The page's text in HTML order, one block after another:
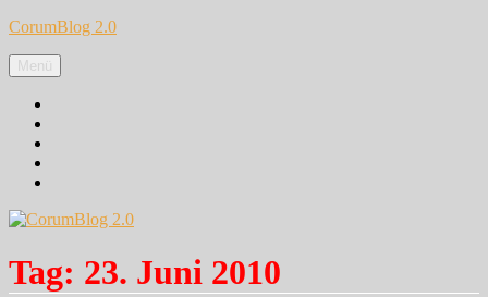
Zum
springen
CorumBlog 2.0
Menü
Tag: 23. Juni 2010